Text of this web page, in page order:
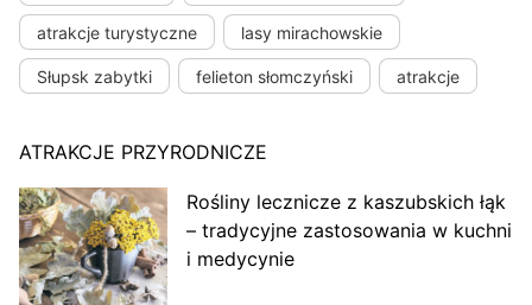
atrakcje turystyczne lasy mirachowskie
Słupsk zabytki felieton słomczyński atrakcje
ATRAKCJE PRZYRODNICZE
Rośliny lecznicze z kaszubskich łąk
– tradycyjne zastosowania w kuchni
i medycynie